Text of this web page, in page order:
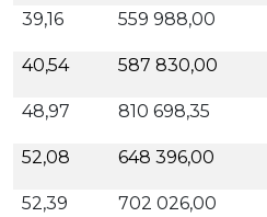
39,16 559 988,00
40,54 587 830,00
48,97 810 698,35
52,08 648 396,00
52,39 702 026,00